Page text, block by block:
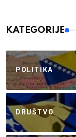
KATEGORIJE
POLITIKA
DRUŠTVO